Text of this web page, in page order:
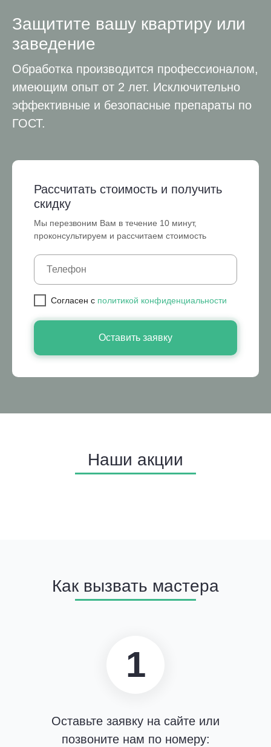
Защитите вашу квартиру или
заведение
Обработка производится профессионалом,
имеющим опыт от 2 лет. Исключительно
эффективные и безопасные препараты по
ГОСТ.
Рассчитать стоимость и получить
скидку
Мы перезвоним Вам в течение 10 минут,
проконсультируем и рассчитаем стоимость
Cогласен с политикой конфиденциальности
Оставить заявку
Наши акции
Как вызвать мастера
1
Оставьте заявку на сайте или
позвоните нам по номеру: